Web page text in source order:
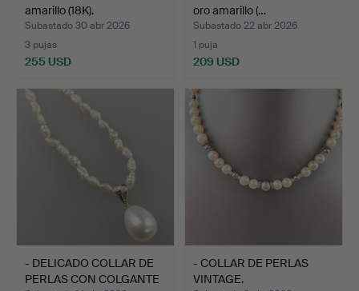
amarillo (18K).
Subastado 30 abr 2026
3 pujas
255 USD
oro amarillo (…
Subastado 22 abr 2026
1 puja
209 USD
- DELICADO COLLAR DE
PERLAS CON COLGANTE
- COLLAR DE PERLAS
VINTAGE.